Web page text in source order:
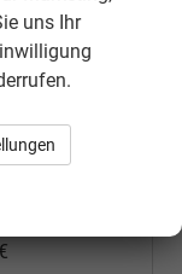
auch ohne
uns Ihr